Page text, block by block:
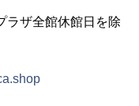
全館休館日を除